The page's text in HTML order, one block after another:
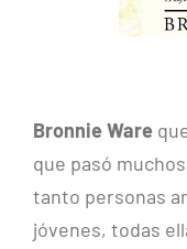
Bronnie Ware
que pasó
tanto personas
jóvenes, todas